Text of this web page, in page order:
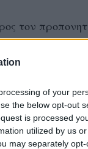
of your
the below opt-out
is processed
utilized by us
may separately
τον
στην απόδοσή
ομάδα που
δώσαμε
διοργάνωσης